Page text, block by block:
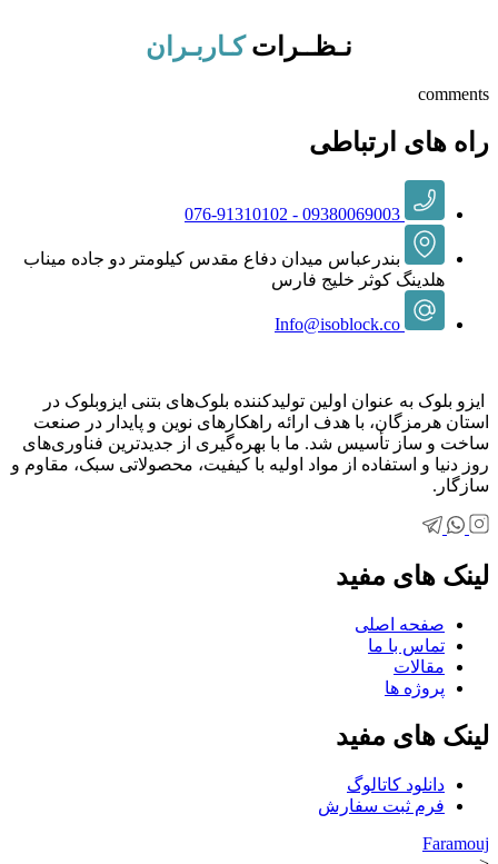
نـظــراتکـاربـران
comments
راه های ارتباطی
09380069003 - 076-91310102
بندرعباس میدان دفاع مقدس کیلومتر دو جاده میناب
هلدینگ کوثر خلیج فارس
Info@isoblock.co
ایزو بلوک به عنوان اولین تولیدکننده بلوک‌های بتنی ایزوبلوک در
استان هرمزگان، با هدف ارائه راهکارهای نوین و پایدار در صنعت
ساخت و ساز تأسیس شد. ما با بهره‌گیری از جدیدترین فناوری‌های
روز دنیا و استفاده از مواد اولیه با کیفیت، محصولاتی سبک، مقاوم و
سازگار.
لینک های مفید
صفحه اصلی
تماس با ما
مقالات
پروژه ها
لینک های مفید
دانلود کاتالوگ
فرم ثبت سفارش
Faramouj